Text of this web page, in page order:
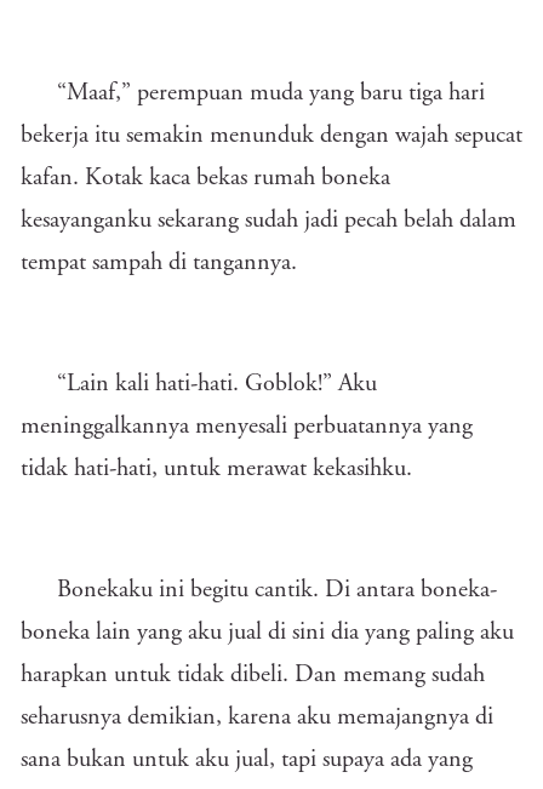
“Maaf,” perempuan muda yang baru tiga hari
bekerja itu semakin menunduk dengan wajah sepucat
kafan. Kotak kaca bekas rumah boneka
kesayanganku sekarang sudah jadi pecah belah dalam
tempat sampah di tangannya.
“Lain kali hati-hati. Goblok!” Aku
meninggalkannya menyesali perbuatannya yang
tidak hati-hati, untuk merawat kekasihku.
Bonekaku ini begitu cantik. Di antara boneka-
boneka lain yang aku jual di sini dia yang paling aku
harapkan untuk tidak dibeli. Dan memang sudah
seharusnya demikian, karena aku memajangnya di
sana bukan untuk aku jual, tapi supaya ada yang